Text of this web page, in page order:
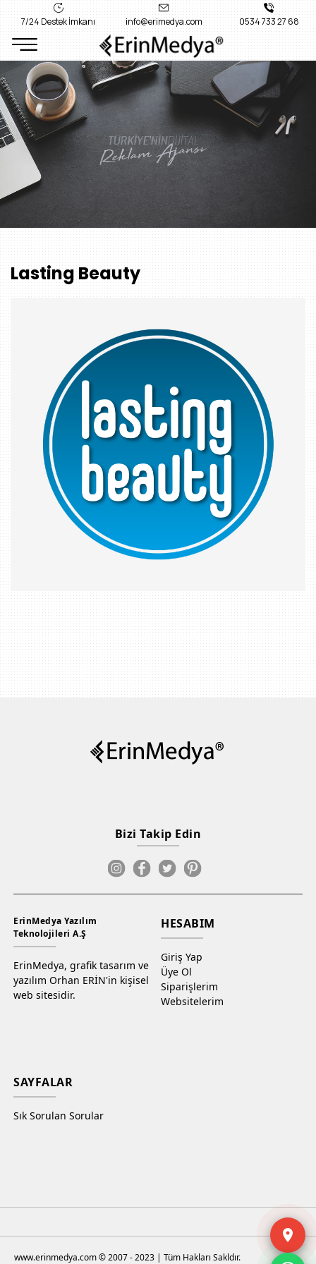
Lasting Beauty
7/24 Destek İmkanı info@erimedya.com 0534 733 27 68
Bizi Takip Edin
ErinMedya Yazılım
Teknolojileri A.Ş
ErinMedya, grafik tasarım ve
yazılım Orhan ERİN'in kişisel
web sitesidir.
HESABIM
Giriş Yap
Üye Ol
Siparişlerim
Websitelerim
SAYFALAR
Sık Sorulan Sorular
www.erinmedya.com © 2007 - 2023 | Tüm Hakları Sakldır.